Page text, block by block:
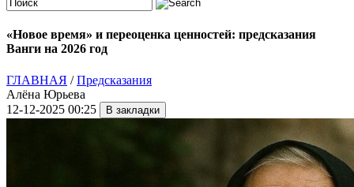
«Новое время» и переоценка ценностей: предсказания
Ванги на 2026 год
ГЛАВНАЯ /Предсказания
Алёна Юрьева
12-12-2025 00:25